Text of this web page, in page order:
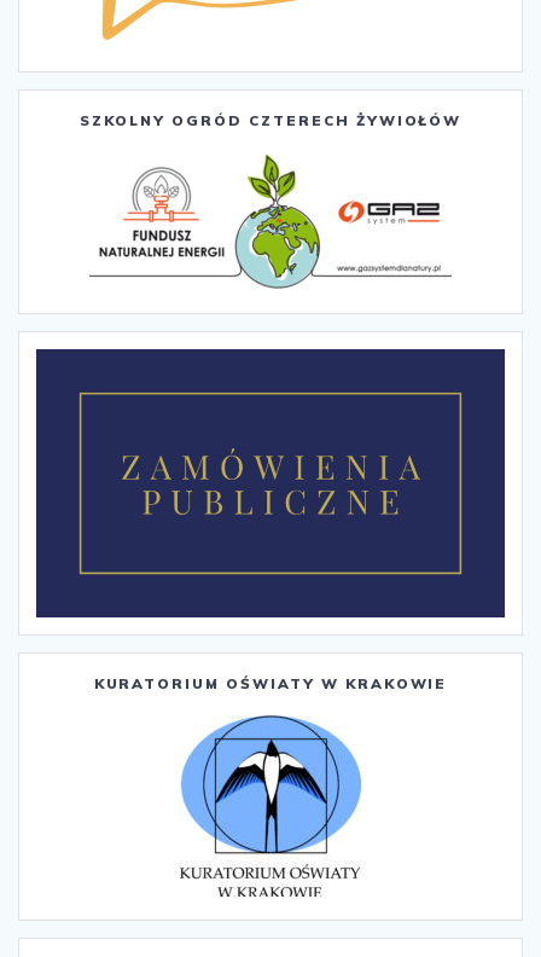
SZKOLNY OGRÓD CZTERECH ŻYWIOŁÓW
KURATORIUM OŚWIATY W KRAKOWIE